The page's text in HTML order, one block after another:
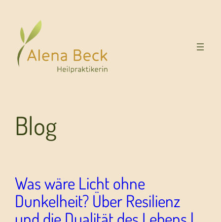
Blog
Was wäre Licht ohne
Dunkelheit? Über Resilienz